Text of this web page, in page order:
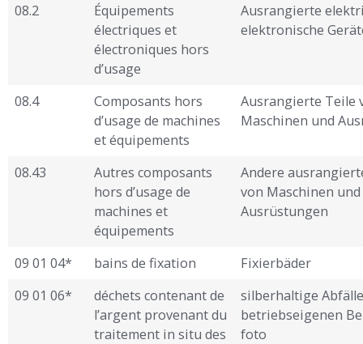
08.2
Équipements
électriques et
électroniques hors
d’usage
Ausrangierte
elektronische
08.4
Composants hors
d’usage de machines
et équipements
Ausrangierte Teile
Maschinen und
08.43
Autres composants
hors d’usage de
machines et
équipements
Andere
von Maschinen und
Ausrüstungen
09 01 04* bains de fixation
Fixierbäder
09 01 06*
déchets contenant de
l’argent provenant du
traitement in situ des
silberhaltige
betriebseigenen
foto ­